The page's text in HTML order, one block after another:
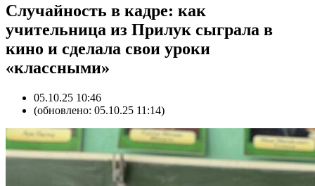
Случайность в кадре: как
учительница из Прилук сыграла в
кино и сделала свои уроки
«классными»
05.10.25 10:46
(обновлено: 05.10.25 11:14)